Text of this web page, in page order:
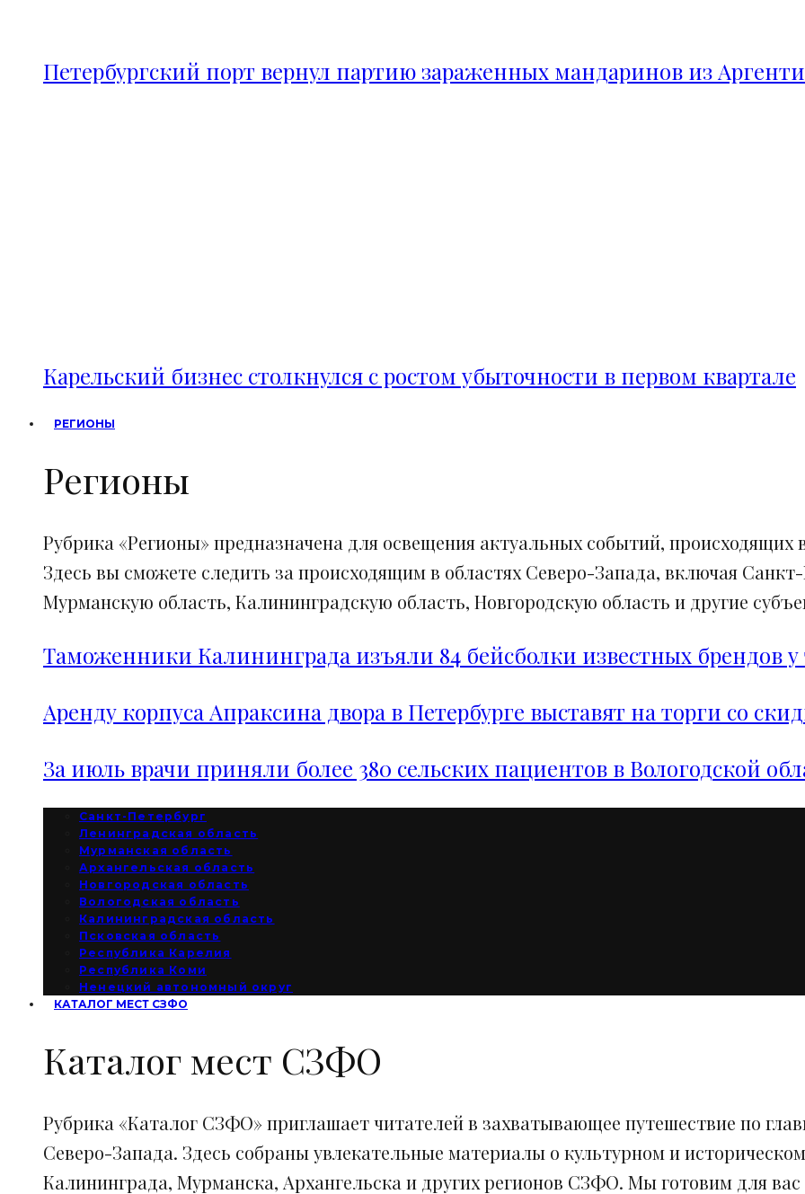
Петербургский порт вернул партию зараженных мандаринов из
Карельский бизнес столкнулся с ростом убыточности в первом квартале
РЕГИОНЫ
Регионы
Рубрика «Регионы» предназначена для освещения актуальных событий, происходящих
Здесь вы сможете следить за происходящим в областях Северо-Запада, включая
Мурманскую область, Калининградскую область, Новгородскую область и другие
Таможенники Калининграда изъяли 84 бейсболки известных брендов у
Аренду корпуса Апраксина двора в Петербурге выставят на торги со
За июль врачи приняли более 380 сельских пациентов в Вологодской
Санкт-Петербург
Ленинградская область
Мурманская область
Архангельская область
Новгородская область
Вологодская область
Калининградская область
Псковская область
Республика Карелия
Республика Коми
Ненецкий автономный округ
КАТАЛОГ МЕСТ СЗФО
Каталог мест СЗФО
Рубрика «Каталог СЗФО» приглашает читателей в захватывающее путешествие по
Северо-Запада. Здесь собраны увлекательные материалы о культурном и
Калининграда, Мурманска, Архангельска и других регионов СЗФО. Мы готовим для